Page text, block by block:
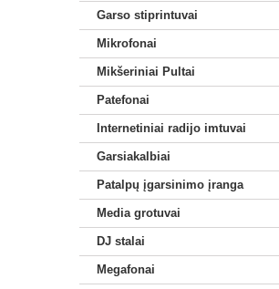
Garso stiprintuvai
Mikrofonai
Mikšeriniai Pultai
Patefonai
Internetiniai radijo imtuvai
Garsiakalbiai
Patalpų įgarsinimo įranga
Media grotuvai
DJ stalai
Megafonai